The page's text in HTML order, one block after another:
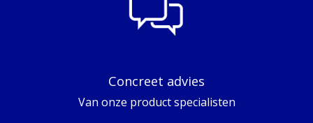
Concreet advies
Van onze product specialisten